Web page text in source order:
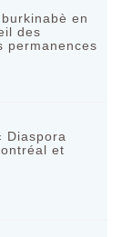
en
des
permanences
Diaspora
et